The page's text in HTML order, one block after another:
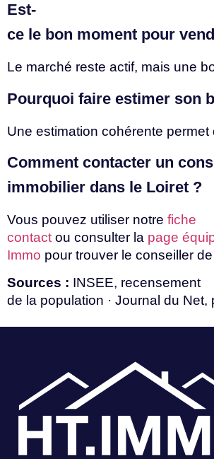
Est-
ce le bon moment pour
Le marché reste actif, mais une
Pourquoi faire estimer son
Une estimation cohérente permet
Comment contacter un
immobilier dans le Loiret ?
Vous pouvez utiliser notre fiche
contact ou consulter la page
Immo pour trouver le conseiller de
Sources : INSEE, recensement
de la population · Journal du Net,